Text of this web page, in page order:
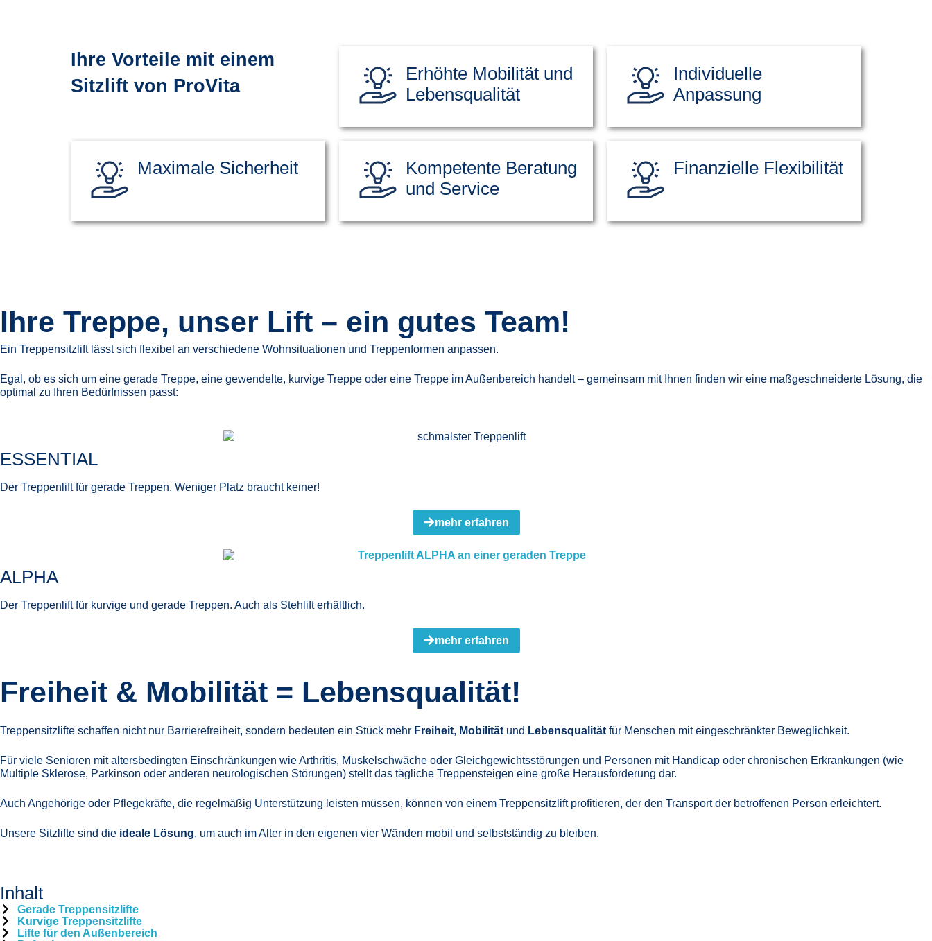
Ihre Vorteile mit einem
Sitzlift von ProVita
Erhöhte Mobilität und
Lebensqualität
Individuelle
Anpassung
Maximale Sicherheit
Kompetente Beratung
und Service
Finanzielle Flexibilität
Ihre Treppe, unser Lift – ein gutes Team!
Ein Treppensitzlift lässt sich flexibel an verschiedene Wohnsituationen und Treppenformen anpassen.
Egal, ob es sich um eine gerade Treppe, eine gewendelte, kurvige Treppe oder eine Treppe im Außenbereich handelt – gemeinsam mit Ihnen finden wir eine maßgeschneiderte Lösung, die
optimal zu Ihren Bedürfnissen passt:
ESSENTIAL
Der Treppenlift für gerade Treppen. Weniger Platz braucht keiner!
mehr erfahren
ALPHA
Der Treppenlift für kurvige und gerade Treppen. Auch als Stehlift erhältlich.
mehr erfahren
Freiheit & Mobilität = Lebensqualität!
Treppensitzlifte schaffen nicht nur Barrierefreiheit, sondern bedeuten ein Stück mehr Freiheit, Mobilität und Lebensqualität für Menschen mit eingeschränkter Beweglichkeit.
Für viele Senioren mit altersbedingten Einschränkungen wie Arthritis, Muskelschwäche oder Gleichgewichtsstörungen und Personen mit Handicap oder chronischen Erkrankungen (wie
Multiple Sklerose, Parkinson oder anderen neurologischen Störungen) stellt das tägliche Treppensteigen eine große Herausforderung dar.
Auch Angehörige oder Pflegekräfte, die regelmäßig Unterstützung leisten müssen, können von einem Treppensitzlift profitieren, der den Transport der betroffenen Person erleichtert.
Unsere Sitzlifte sind die ideale Lösung, um auch im Alter in den eigenen vier Wänden mobil und selbstständig zu bleiben.
Inhalt
Gerade Treppensitzlifte
Kurvige Treppensitzlifte
Lifte für den Außenbereich